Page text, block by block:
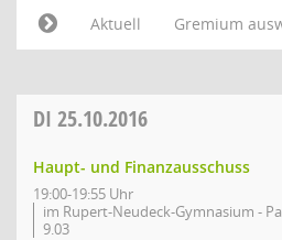
Aktuell
Gremium
DI 25.10.2016
Haupt- und Finanzausschuss
19:00-19:55 Uhr
im Rupert-Neudeck-Gymnasium -
9.03